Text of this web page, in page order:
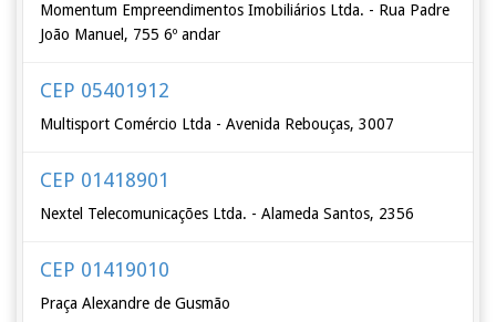
Momentum Empreendimentos Imobiliários Ltda. - Rua Padre
João Manuel, 755 6º andar
CEP 05401912
Multisport Comércio Ltda - Avenida Rebouças, 3007
CEP 01418901
Nextel Telecomunicações Ltda. - Alameda Santos, 2356
CEP 01419010
Praça Alexandre de Gusmão